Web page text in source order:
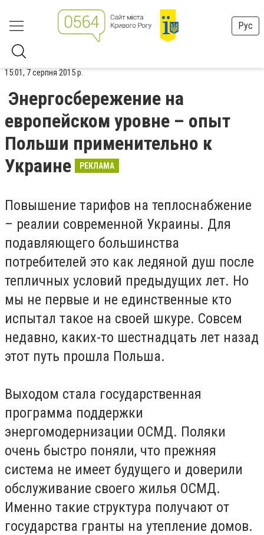
Рус
15:01, 7 серпня 2015 р.
Энергосбережение на
европейском уровне – опыт
Польши применительно к
Украине
РЕКЛАМА
Повышение тарифов на теплоснабжение
– реалии современной Украины. Для
подавляющего большинства
потребителей это как ледяной душ после
тепличных условий предыдущих лет. Но
мы не первые и не единственные кто
испытал такое на своей шкуре. Совсем
недавно, каких-то шестнадцать лет назад
этот путь прошла Польша.
Выходом стала государственная
программа поддержки
энергомодернизации ОСМД. Поляки
очень быстро поняли, что прежняя
система не имеет будущего и доверили
обслуживание своего жилья ОСМД.
Именно такие структура получают от
государства гранты на утепление домов.